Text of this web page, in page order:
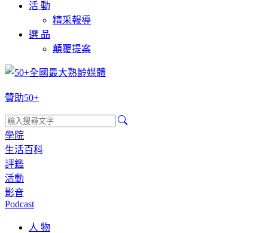
活 動
精采報導
選 品
顛覆提案
贊助50+
學院
生活百科
評鑑
活動
影音
Podcast
人 物